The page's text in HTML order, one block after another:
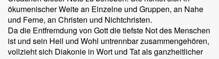
ökumenischer Weite an Einzelne und Gruppen, an Nahe
und Ferne, an Christen und Nichtchristen.
Da die Entfremdung von Gott die tiefste Not des Menschen
ist und sein Heil und Wohl untrennbar zusammengehören,
vollzieht sich Diakonie in Wort und Tat als ganzheitlicher